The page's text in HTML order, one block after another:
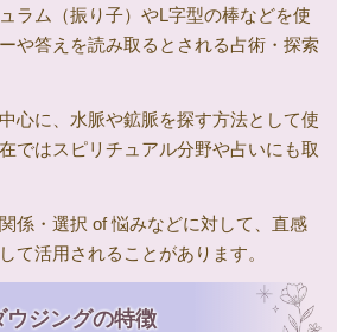
ラム（振り子）やL字型の棒などを使
や答えを読み取るとされる占術・探索
心に、水脈や鉱脈を探す方法として使
ではスピリチュアル分野や占いにも取
係・選択 of 悩みなどに対して、直感
て活用されることがあります。
ウジングの特徴